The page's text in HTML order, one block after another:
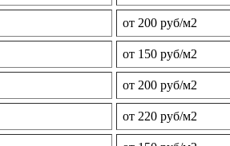
от 200 руб/м2
от 150 руб/м2
от 200 руб/м2
от 220 руб/м2